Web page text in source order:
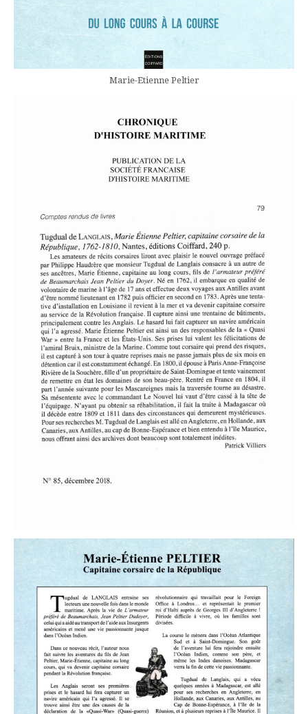
Marie-Etienne Peltier